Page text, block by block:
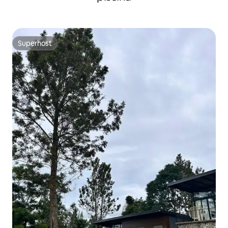
Superhost
Superhost